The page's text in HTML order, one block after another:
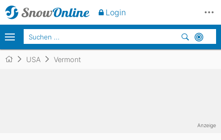
USA Vermont
Anzeige
Login